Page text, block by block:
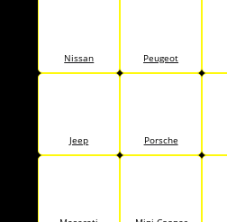
Nissan Peugeot
Jeep Porsche